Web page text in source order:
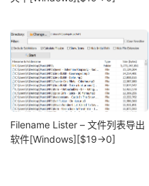
Filename Lister – 文件列表导出
软件[Windows][$19→0]